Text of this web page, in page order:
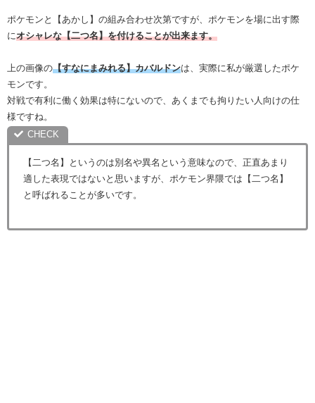
ポケモンと【あかし】の組み合わせ次第ですが、ポケモンを場に出す際
にオシャレな【二つ名】を付けることが出来ます。
上の画像の【すなにまみれる】カバルドンは、実際に私が厳選したポケ
モンです。
対戦で有利に働く効果は特にないので、あくまでも拘りたい人向けの仕
様ですね。
【二つ名】というのは別名や異名という意味なので、正直あまり
適した表現ではないと思いますが、ポケモン界隈では【二つ名】
と呼ばれることが多いです。